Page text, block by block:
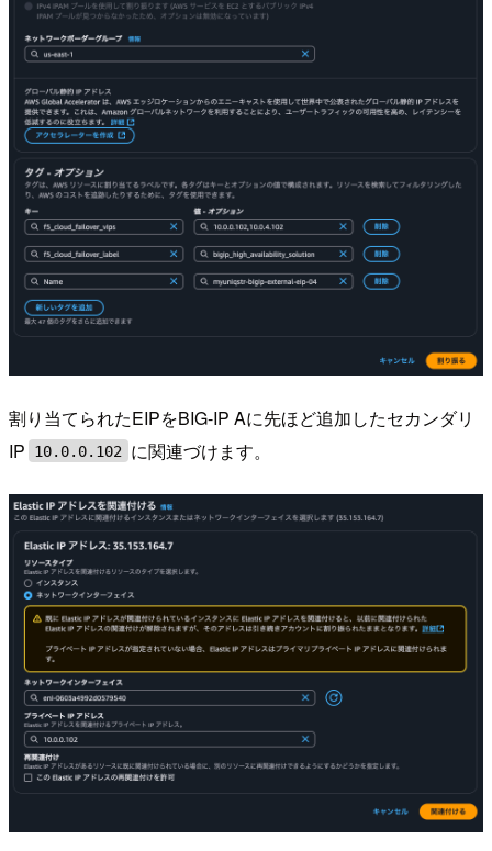
割り当てられたEIPをBIG-IP Aに先ほど追加したセカンダリ
IP
10.0.0.102 に関連づけます。